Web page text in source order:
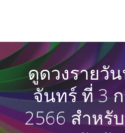
ดูดวงรายวั
จันทร์ ที่ 3
2566 สำหรั